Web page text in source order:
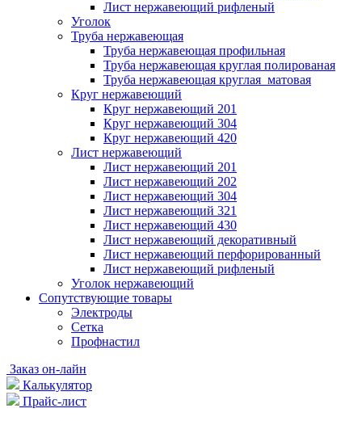
Лист нержавеющий рифленый
Уголок
Труба нержавеющая
Труба нержавеющая профильная
Труба нержавеющая круглая полированая
Труба нержавеющая круглая матовая
Круг нержавеющий
Круг нержавеющий 201
Круг нержавеющий 304
Круг нержавеющий 420
Лист нержавеющий
Лист нержавеющий 201
Лист нержавеющий 202
Лист нержавеющий 304
Лист нержавеющий 321
Лист нержавеющий 430
Лист нержавеющий декоративный
Лист нержавеющий перфорированный
Лист нержавеющий рифленый
Уголок нержавеющий
Cопутствующие товары
Электроды
Сетка
Профнастил
Заказ он-лайн
Калькулятор
Прайс-лист